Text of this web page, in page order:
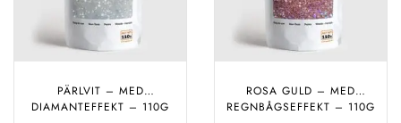
PÄRLVIT – MED
DIAMANTEFFEKT – 110G
ROSA GULD – MED
REGNBÅGSEFFEKT – 110G